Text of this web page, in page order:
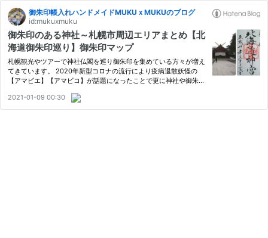
御朱印帳入れハンドメイドMUKUｘMUKUのブログ
id:mukuxmuku
御朱印のある神社～札幌市周辺エリアまとめ【北
海道御朱印巡り】御朱印マップ
札幌観光やツアーで神社仏閣を巡り御朱印を集めている方々が増え
てきています。 2020年新型コロナの流行により疫病退散妖怪の
【アマビエ】【アマビコ】が話題になったことで更に神社や御朱印
夏より開始され若い女性の方中心に神社巡りが広がりを見せていま
す…
2021-01-09 00:30